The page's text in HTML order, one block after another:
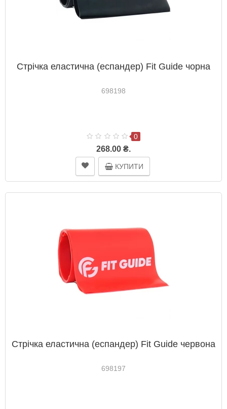
Стрічка еластична (еспандер) Fit Guide чорна
698198
0
268.00 ₴.
КУПИТИ
Стрічка еластична (еспандер) Fit Guide червона
698197